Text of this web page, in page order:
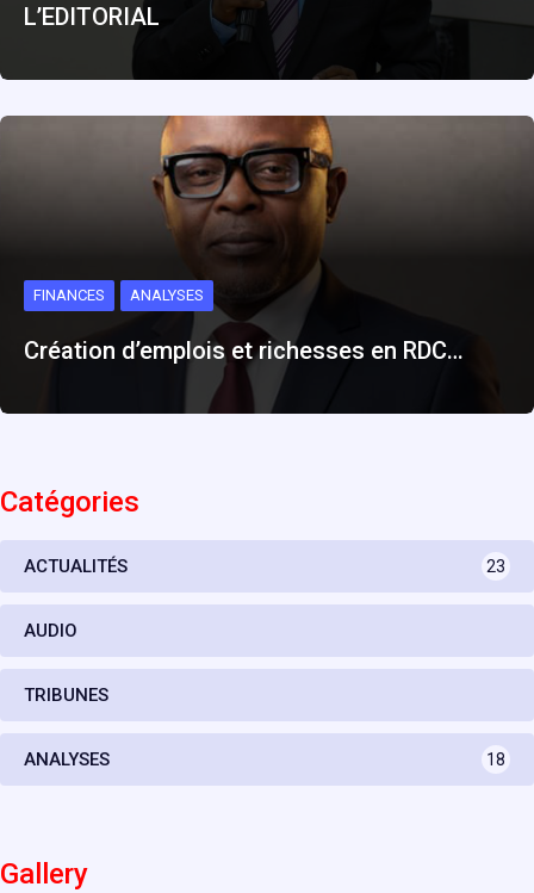
L’EDITORIAL
FINANCES ANALYSES
Création d’emplois et richesses en RDC…
Catégories
ACTUALITÉS 23
AUDIO
TRIBUNES
ANALYSES 18
Gallery